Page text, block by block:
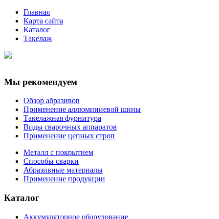
Главная
Карта сайта
Каталог
Такелаж
Мы рекомендуем
Обзор абразивов
Применение аллюминиевой шины
Такелажная фурнитура
Виды сварочных аппаратов
Применение цепных строп
Металл с покрытием
Способы сварки
Абразивные материалы
Применение продукции
Каталог
Аккумуляторное оборудование